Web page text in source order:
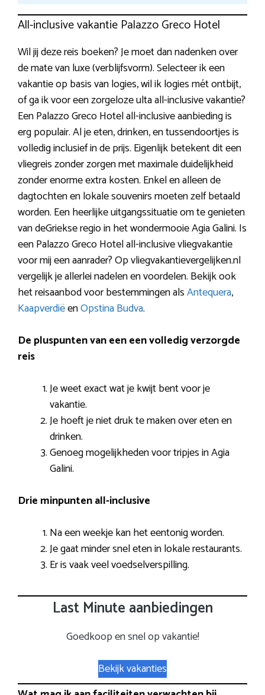
All-inclusive vakantie Palazzo Greco Hotel
Wil jij deze reis boeken? Je moet dan nadenken over
de mate van luxe (verblijfsvorm). Selecteer ik een
vakantie op basis van logies, wil ik logies mét ontbijt,
of ga ik voor een zorgeloze ulta all-inclusive vakantie?
Een Palazzo Greco Hotel all-inclusive aanbieding is
erg populair. Al je eten, drinken, en tussendoortjes is
volledig inclusief in de prijs. Eigenlijk betekent dit een
vliegreis zonder zorgen met maximale duidelijkheid
zonder enorme extra kosten. Enkel en alleen de
dagtochten en lokale souvenirs moeten zelf betaald
worden. Een heerlijke uitgangssituatie om te genieten
van deGriekse regio in het wondermooie Agia Galini. Is
een Palazzo Greco Hotel all-inclusive vliegvakantie
voor mij een aanrader? Op vliegvakantievergelijken.nl
vergelijk je allerlei nadelen en voordelen. Bekijk ook
het reisaanbod voor bestemmingen alsAntequera,
KaapverdiëenOpstina Budva.
De pluspunten van een een volledig verzorgde
reis
Je weet exact wat je kwijt bent voor je
vakantie.
Je hoeft je niet druk te maken over eten en
drinken.
Genoeg mogelijkheden voor tripjes in Agia
Galini.
Drie minpunten all-inclusive
Na een weekje kan het eentonig worden.
Je gaat minder snel eten in lokale restaurants.
Er is vaak veel voedselverspilling.
Last Minute aanbiedingen
Goedkoop en snel op vakantie!
Bekijk vakanties